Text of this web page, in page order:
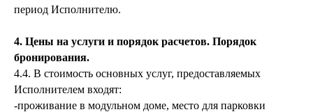
период Исполнителю.
4. Цены на услуги и порядок расчетов. Порядок
бронирования.
4.4. В стоимость основных услуг, предоставляемых
Исполнителем входят:
-проживание в модульном доме, место для парковки